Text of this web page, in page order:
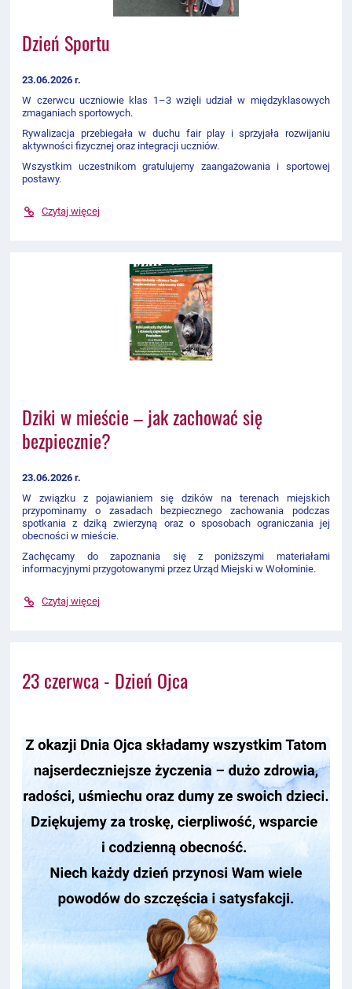
Dzień Sportu
23.06.2026 r.
W czerwcu uczniowie klas 1–3 wzięli udział w międzyklasowych
zmaganiach sportowych.
Rywalizacja przebiegała w duchu fair play i sprzyjała rozwijaniu
aktywności fizycznej oraz integracji uczniów.
Wszystkim uczestnikom gratulujemy zaangażowania i sportowej
postawy.
Czytaj więcej
Dziki w mieście – jak zachować się
bezpiecznie?
23.06.2026 r.
W związku z pojawianiem się dzików na terenach miejskich
przypominamy o zasadach bezpiecznego zachowania podczas
spotkania z dziką zwierzyną oraz o sposobach ograniczania jej
obecności w mieście.
Zachęcamy do zapoznania się z poniższymi materiałami
informacyjnymi przygotowanymi przez Urząd Miejski w Wołominie.
Czytaj więcej
23 czerwca - Dzień Ojca